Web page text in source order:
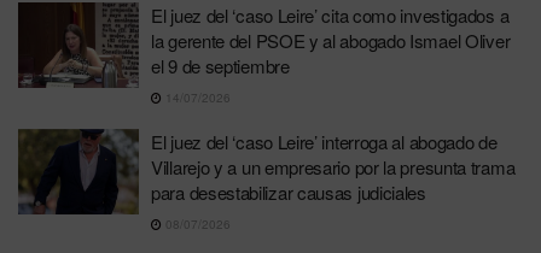
El juez del ‘caso Leire’ cita como investigados a
la gerente del PSOE y al abogado Ismael Oliver
el 9 de septiembre
14/07/2026
El juez del ‘caso Leire’ interroga al abogado de
Villarejo y a un empresario por la presunta trama
para desestabilizar causas judiciales
08/07/2026